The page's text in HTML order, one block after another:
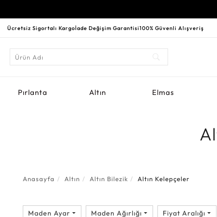
Ücretsiz Sigortalı Kargoİade Değişim Garantisi100% Güvenli Alışveriş
Pırlanta Altın Elmas
Anasayfa Altın Altın Bilezik Altın Kelepçeler
Maden Ayar Maden Ağırlığı Fiyat Aralığı